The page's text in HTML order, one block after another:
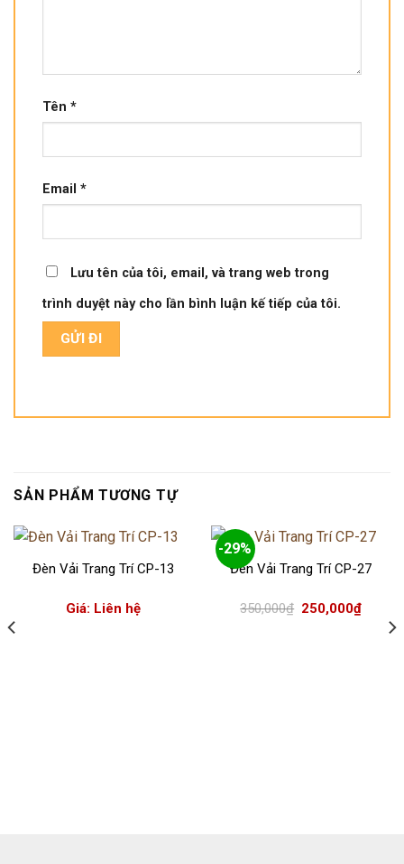
Tên *
Email *
Lưu tên của tôi, email, và trang web trong
trình duyệt này cho lần bình luận kế tiếp của tôi.
SẢN PHẨM TƯƠNG TỰ
Đèn Vải Trang Trí CP-13
Giá: Liên hệ
-29%
Đèn Vải Trang Trí CP-27
350,000₫ Giá
250,000₫Giá
hiện